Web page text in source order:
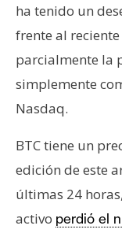
ha tenido un
frente al
parcialmente la
simplemente
Nasdaq.
BTC tiene un
edición de este
últimas 24
activo perdió el